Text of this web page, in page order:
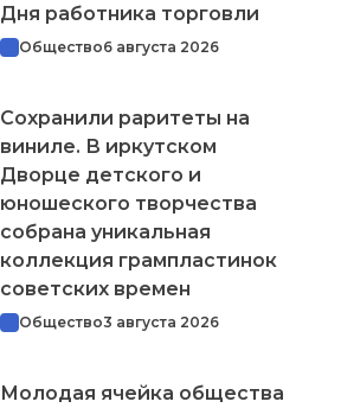
Дня работника торговли
Общество6 августа 2026
Сохранили раритеты на
виниле. В иркутском
Дворце детского и
юношеского творчества
собрана уникальная
коллекция грампластинок
советских времен
Общество3 августа 2026
Молодая ячейка общества